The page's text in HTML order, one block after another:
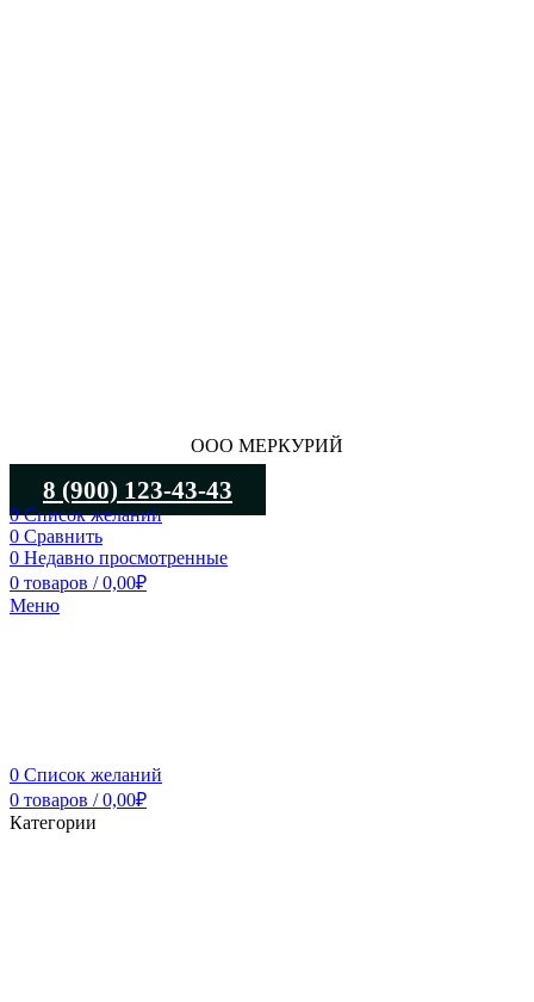
ООО МЕРКУРИЙ
8 (900) 123-43-43
0Список желаний
0 Сравнить
0 Недавно просмотренные
0 товаров / 0,00₽
Меню
0 Список желаний
0 товаров / 0,00₽
Категории